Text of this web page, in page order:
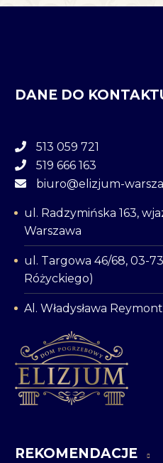
DANE DO
513 059 721
519 666 163
biuro@elizjum-
ul. Radzymińska 163,
Warszawa
ul. Targowa 46/68, 03-
Różyckiego)
Al. Władysława
REKOMENDACJE